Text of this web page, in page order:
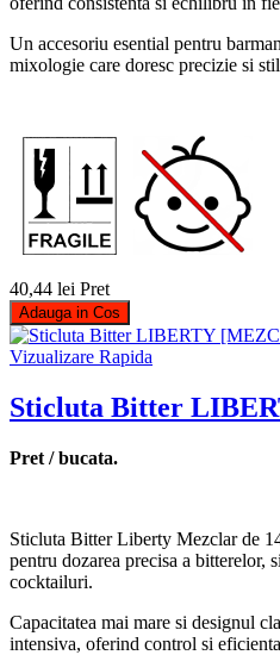
Un accesoriu esential pentru
mixologie care doresc precizie si
40,44 lei Pret
Adauga in Cos
Vizualizare Rapida
Sticluta Bitter
Pret / bucata.
Sticluta Bitter Liberty Mezclar de
pentru dozarea precisa a bitterelor,
cocktailuri.
Capacitatea mai mare si designul
intensiva, oferind control si